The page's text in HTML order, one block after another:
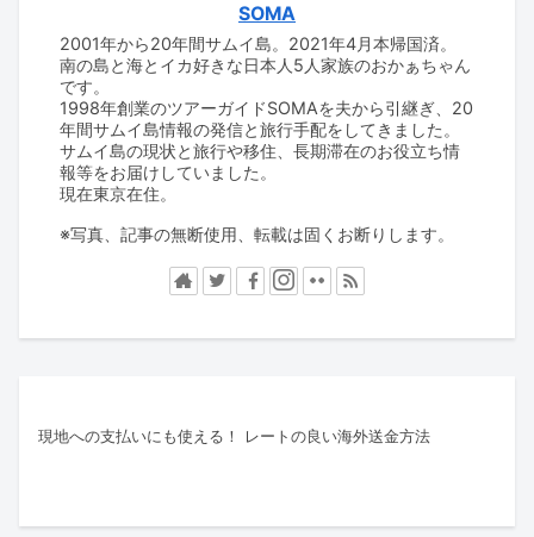
SOMA
2001年から20年間サムイ島。2021年4月本帰国済。
南の島と海とイカ好きな日本人5人家族のおかぁちゃん
です。
1998年創業のツアーガイドSOMAを夫から引継ぎ、20
年間サムイ島情報の発信と旅行手配をしてきました。
サムイ島の現状と旅行や移住、長期滞在のお役立ち情
報等をお届けしていました。
現在東京在住。
※写真、記事の無断使用、転載は固くお断りします。
現地への支払いにも使える！ レートの良い海外送金方法